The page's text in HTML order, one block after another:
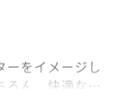
ーをイメージし
ろん、快適なか